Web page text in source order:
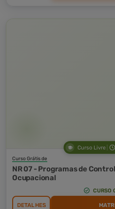
Curso Livre
Curso Grátis de
NR 07 - Programas de
Ocupacional
CURSO
DETALHES